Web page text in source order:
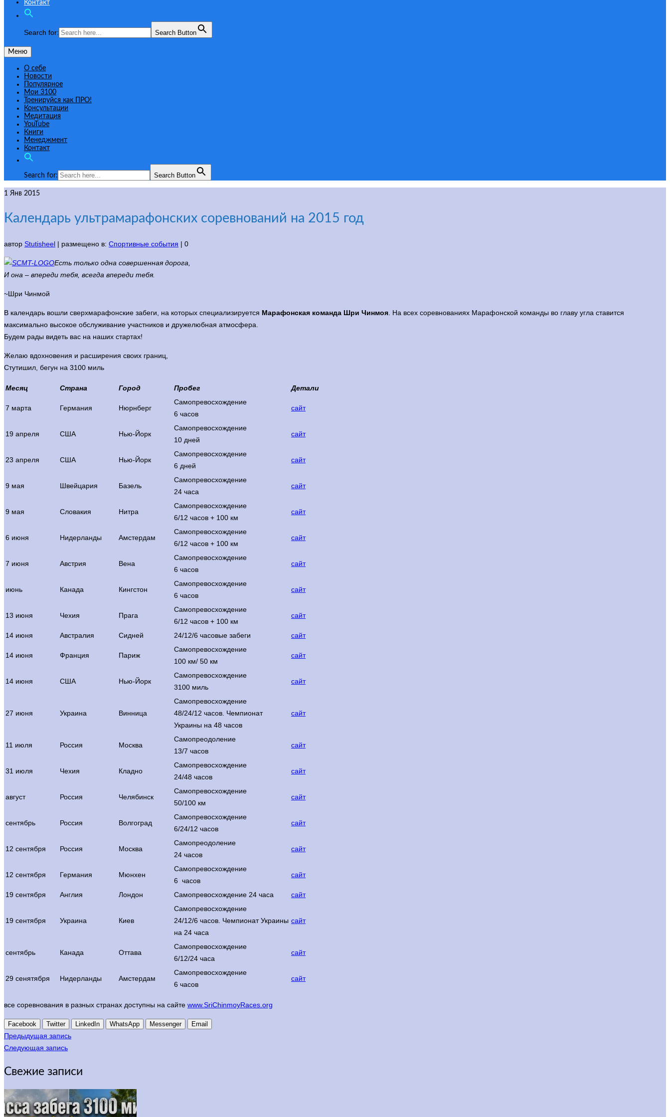
Контакт
Search for: Search Button
Меню
О себе
Новости
Популярное
Мои 3100
Тренируйся как ПРО!
Консультации
Медитация
YouTube
Книги
Менеджмент
Контакт
Search for: Search Button
1 Янв 2015
Календарь ультрамарафонских соревнований на 2015 год
автор Stutisheel | размещено в: Спортивные события | 0
Есть только одна совершенная дорога,
И она – впереди тебя, всегда впереди тебя.
~Шри Чинмой
В календарь вошли сверхмарафонские забеги, на которых специализируется Марафонская команда Шри Чинмоя . На всех соревнованиях Марафонской команды во главу угла ставится
максимально высокое обслуживание участников и дружелюбная атмосфера.
Будем рады видеть вас на наших стартах!
Желаю вдохновения и расширения своих границ,
Стутишил, бегун на 3100 миль
Месяц Страна Город Пробег Детали
7 марта Германия Нюрнберг
Самопревосхождение
6 часов
сайт
19 апреля США Нью-Йорк
Самопревосхождение
10 дней
сайт
23 апреля США Нью-Йорк
Самопревосхождение
6 дней
сайт
9 мая Швейцария Базель
Самопревосхождение
24 часа
сайт
9 мая Словакия Нитра
Самопревосхождение
6/12 часов + 100 км
сайт
6 июня Нидерланды Амстердам
Самопревосхождение
6/12 часов + 100 км
сайт
7 июня Австрия Вена
Самопревосхождение
6 часов
сайт
июнь Канада Кингстон
Самопревосхождение
6 часов
сайт
13 июня Чехия Прага
Самопревосхождение
6/12 часов + 100 км
сайт
14 июня Австралия Сидней 24/12/6 часовые забеги сайт
14 июня Франция Париж
Самопревосхождение
100 км/ 50 км
сайт
14 июня США Нью-Йорк
Самопревосхождение
3100 миль
сайт
27 июня Украина Винница
Самопревосхождение
48/24/12 часов. Чемпионат
Украины на 48 часов
сайт
11 июля Россия Москва
Самопреодоление
13/7 часов
сайт
31 июля Чехия Кладно
Самопревосхождение
24/48 часов
сайт
август Россия Челябинск
Самопревосхождение
50/100 км
сайт
сентябрь Россия Волгоград
Самопревосхождение
6/24/12 часов
сайт
12 сентября Россия Москва
Самопреодоление
24 часов
сайт
12 сентября Германия Мюнхен
Самопревосхождение
6 часов
сайт
19 сентября Англия Лондон Самопревосхождение 24 часа сайт
19 сентября Украина Киев
Самопревосхождение
24/12/6 часов. Чемпионат Украины
на 24 часа
сайт
сентябрь Канада Оттава
Самопревосхождение
6/12/24 часа
сайт
29 сенятября Нидерланды Амстердам
Самопревосхождение
6 часов
сайт
все соревнования в разных странах доступны на сайте www.SriChinmoyRaces.org
Facebook Twitter LinkedIn WhatsApp Messenger Email
Предыдущая запись
Следующая запись
Свежие записи